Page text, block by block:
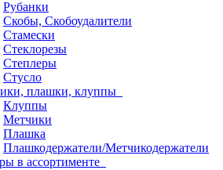
Рубанки
Скобы, Скобоудалители
Стамески
Стеклорезы
Степлеры
Стусло
плашки, клуппы
Клуппы
Метчики
Плашка
Плашкодержатели/Метчикодержатели
в ассортименте